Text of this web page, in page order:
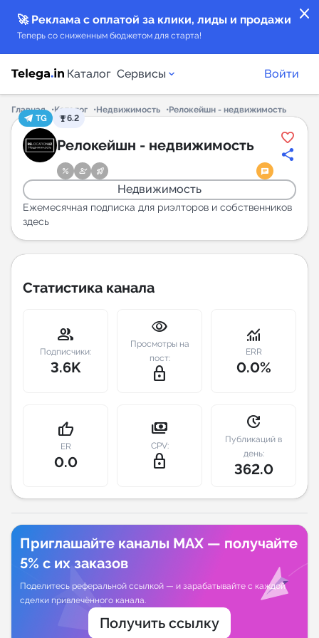
close
🚀 Реклама с оплатой за клики, лиды и продажи
Теперь со сниженным бюджетом для старта!
Каталог Сервисы
Каталог каналов
Каталог ботов
Горящие предложения
Индекс читаемости каналов в Telegram
Аналитика MAX каналов
Индивидуальное сопровождение
Аналитика Telegram
Войти
Главная Каталог Недвижимость
Релокейшн - недвижимость
TG
6.2
Релокейшн - недвижимость
Недвижимость
Ежемесячная подписка для риэлторов и собственников
здесь
Статистика канала
group
Подписчики:
3.6K
visibility
Просмотры на
пост:
lock_outline
monitoring
ERR
0.0%
thumb_up
ER
0.0
payments
CPV:
lock_outline
update
Публикаций в
день:
362.0
Приглашайте каналы MAX — получайте
5% с их заказов
Поделитесь реферальной ссылкой — и зарабатывайте с каждой
сделки привлечённого канала.
Получить ссылку